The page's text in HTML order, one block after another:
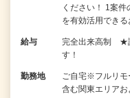
ください！ 1案
を有効活用でき
給与
完全出来高制 ★
す！
勤務地
ご自宅※フルリ
含む関東エリア